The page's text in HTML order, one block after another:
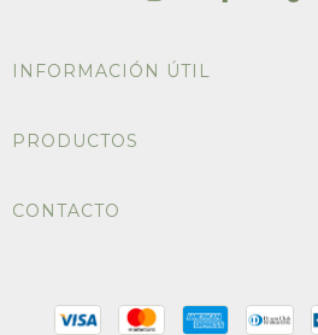
INFORMACIÓN ÚTIL
PRODUCTOS
CONTACTO